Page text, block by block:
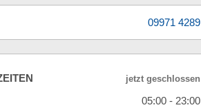
05:00 - 23:00